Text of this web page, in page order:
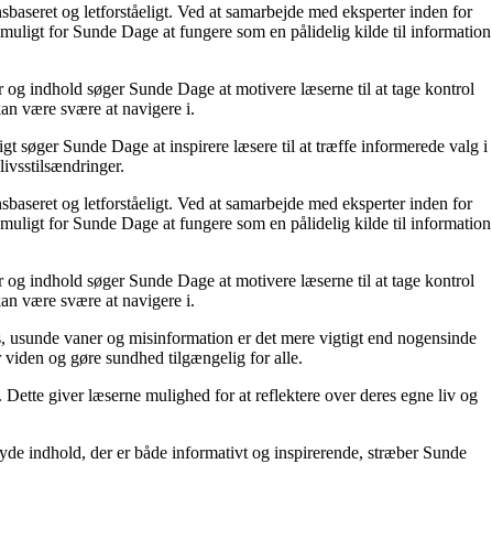
og letforståeligt. Ved at samarbejde med eksperter inden for
for Sunde Dage at fungere som en pålidelig kilde til information
indhold søger Sunde Dage at motivere læserne til at tage kontrol
være svære at navigere i.
søger Sunde Dage at inspirere læsere til at træffe informerede valg i
og letforståeligt. Ved at samarbejde med eksperter inden for
for Sunde Dage at fungere som en pålidelig kilde til information
indhold søger Sunde Dage at motivere læserne til at tage kontrol
være svære at navigere i.
vaner og misinformation er det mere vigtigt end nogensinde
viden og gøre sundhed tilgængelig for alle.
giver læserne mulighed for at reflektere over deres egne liv og
indhold, der er både informativt og inspirerende, stræber Sunde